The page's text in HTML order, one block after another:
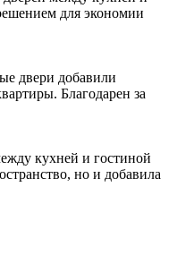
для экономии
двери добавили
Благодарен за
кухней и гостиной
но и добавила